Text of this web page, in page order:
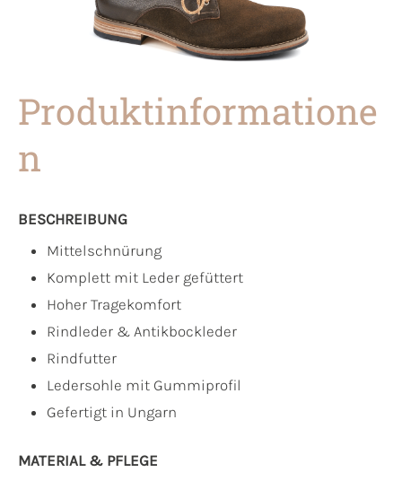
Produktinformatione
n
BESCHREIBUNG
Mittelschnürung
Komplett mit Leder gefüttert
Hoher Tragekomfort
Rindleder & Antikbockleder
Rindfutter
Ledersohle mit Gummiprofil
Gefertigt in Ungarn
MATERIAL & PFLEGE